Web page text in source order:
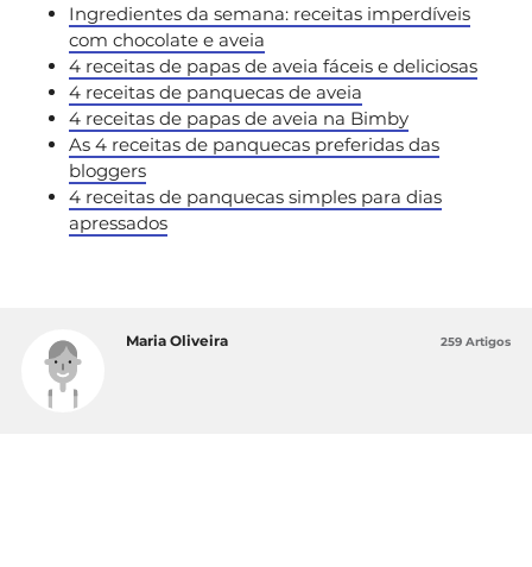
Ingredientes da semana: receitas imperdíveis
com chocolate e aveia
4 receitas de papas de aveia fáceis e deliciosas
4 receitas de panquecas de aveia
4 receitas de papas de aveia na Bimby
As 4 receitas de panquecas preferidas das
bloggers
4 receitas de panquecas simples para dias
apressados
Maria Oliveira 259 Artigos